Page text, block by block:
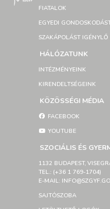
FIATALOK
EGYEDI
SZAKÁPOLÁST
HÁLÓZATUNK
INTÉZMÉNYEINK
KIRENDELTSÉGEINK
KÖZÖSSÉGI MÉDIA
FACEBOOK
YOUTUBE
SZOCIÁLIS ÉS
1132 BUDAPEST,
TEL.: (+36 1 769-1704)
E-MAIL:
SAJTÓSZOBA